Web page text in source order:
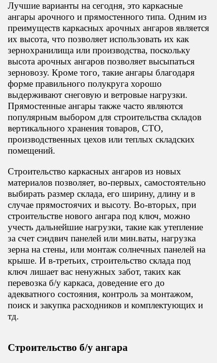
Лучшие варианты на сегодня, это каркасные
ангары арочного и прямостенного типа. Одним из
преимуществ каркасных арочных ангаров является
их высота, что позволяет использовать их как
зернохранилища или производства, поскольку
высота арочных ангаров позволяет высыпаться
зерновозу. Кроме того, такие ангары благодаря
форме правильного полукруга хорошо
выдерживают снеговую и ветровые нагрузки.
Прямостенные ангары также часто являются
популярным выбором для строительства складов
вертикального хранения товаров, СТО,
производственных цехов или теплых складских
помещений.
Строительство каркасных ангаров из новых
материалов позволяет, во-первых, самостоятельно
выбирать размер склада, его ширину, длину и в
случае прямостоячих и высоту. Во-вторых, при
строительстве нового ангара под ключ, можно
учесть дальнейшие нагрузки, такие как утепление
за счет сэндвич панелей или мин.ваты, нагрузка
зерна на стены, или монтаж солнечных панелей на
крыше. И в-третьих, строительство склада под
ключ лишает вас ненужных забот, таких как
перевозка б/у каркаса, доведение его до
адекватного состояния, контроль за монтажом,
поиск и закупка расходников и комплектующих и
тд.
Строительство б/у ангара